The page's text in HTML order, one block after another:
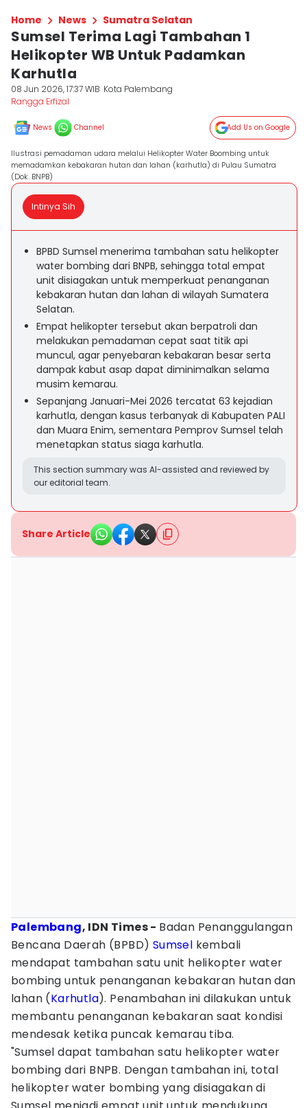
Home News Sumatra Selatan
Sumsel Terima Lagi Tambahan 1
Helikopter WB Untuk Padamkan
Karhutla
08 Jun 2026, 17:37 WIB Kota Palembang
Rangga Erfizal
News Channel Add Us on Google
Ilustrasi pemadaman udara melalui Helikopter Water Boombing untuk
memadamkan kebakaran hutan dan lahan (karhutla) di Pulau Sumatra
(Dok. BNPB)
Intinya Sih
BPBD Sumsel menerima tambahan satu helikopter
water bombing dari BNPB, sehingga total empat
unit disiagakan untuk memperkuat penanganan
kebakaran hutan dan lahan di wilayah Sumatera
Selatan.
Empat helikopter tersebut akan berpatroli dan
melakukan pemadaman cepat saat titik api
muncul, agar penyebaran kebakaran besar serta
dampak kabut asap dapat diminimalkan selama
musim kemarau.
Sepanjang Januari-Mei 2026 tercatat 63 kejadian
karhutla, dengan kasus terbanyak di Kabupaten PALI
dan Muara Enim, sementara Pemprov Sumsel telah
menetapkan status siaga karhutla.
This section summary was AI-assisted and reviewed by
our editorial team.
Share Article
Palembang, IDN Times - Badan Penanggulangan
Bencana Daerah (BPBD) Sumsel kembali
mendapat tambahan satu unit helikopter water
bombing untuk penanganan kebakaran hutan dan
lahan (Karhutla). Penambahan ini dilakukan untuk
membantu penanganan kebakaran saat kondisi
mendesak ketika puncak kemarau tiba.
"Sumsel dapat tambahan satu helikopter water
bombing dari BNPB. Dengan tambahan ini, total
helikopter water bombing yang disiagakan di